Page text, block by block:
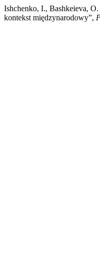
Ishchenko, I., Bashkeieva,
kontekst międzynarodowy”,